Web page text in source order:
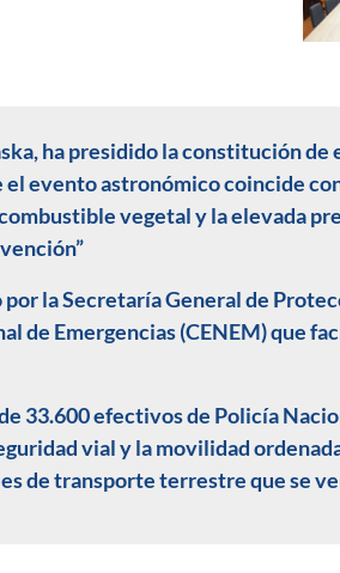
ha presidido la constitución de
evento astronómico coincide
vegetal y la elevada
la Secretaría General de
de Emergencias (CENEM) que
33.600 efectivos de Policía
vial y la movilidad
de transporte terrestre que se